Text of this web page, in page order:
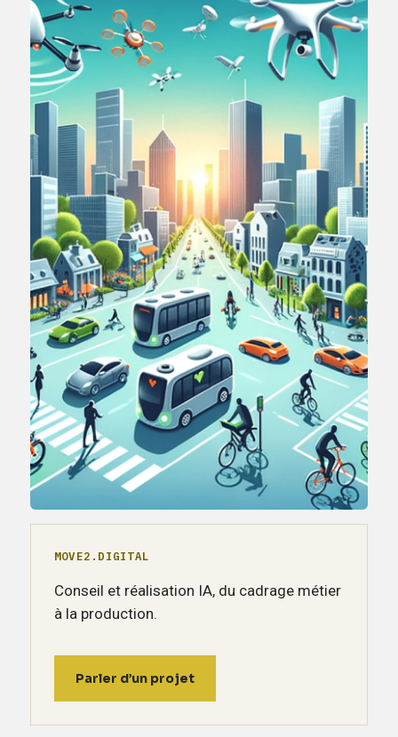
MOVE2.DIGITAL
Conseil et réalisation IA, du cadrage métier
à la production.
Parler d’un projet